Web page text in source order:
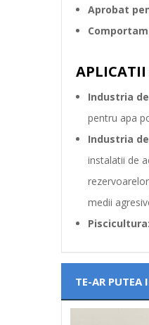
Aprobat
APLICATII
Industria
pentru apa
Industria
instalatii de
medii
Piscicultura:
TE-AR PUTEA